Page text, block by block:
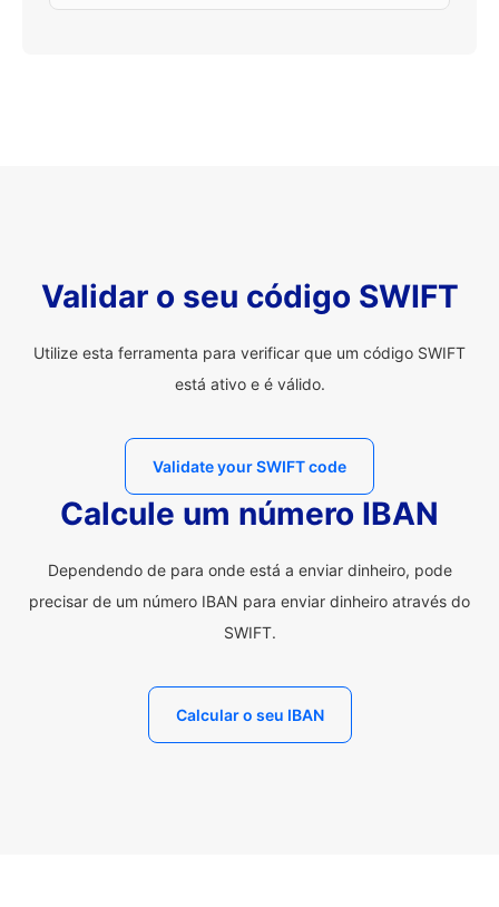
Validar o seu código SWIFT
Utilize esta ferramenta para verificar que um código SWIFT
está ativo e é válido.
Validate your SWIFT code
Calcule um número IBAN
Dependendo de para onde está a enviar dinheiro, pode
precisar de um número IBAN para enviar dinheiro através do
SWIFT.
Calcular o seu IBAN